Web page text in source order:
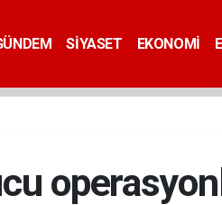
SİYASET EKONOMİ